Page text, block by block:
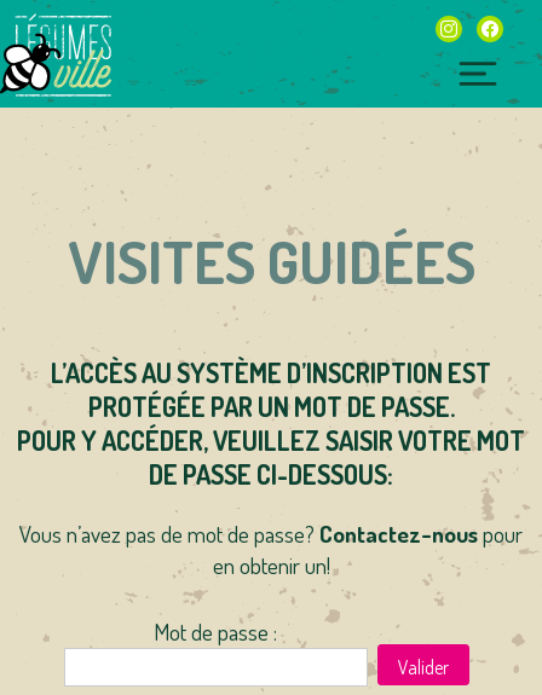
Skip
to
content
instagram
VISITES GUIDÉES
L’ACCÈS AU SYSTÈME D’INSCRIPTION EST
PROTÉGÉE PAR UNMOT DE PASSE.
POUR Y ACCÉDER, VEUILLEZ SAISIR VOTRE MOT
DE PASSE CI-DESSOUS:
Vous n’avez pas de mot de passe? Contactez-nouspour
en obtenir un!
Mot de passe :
Valider